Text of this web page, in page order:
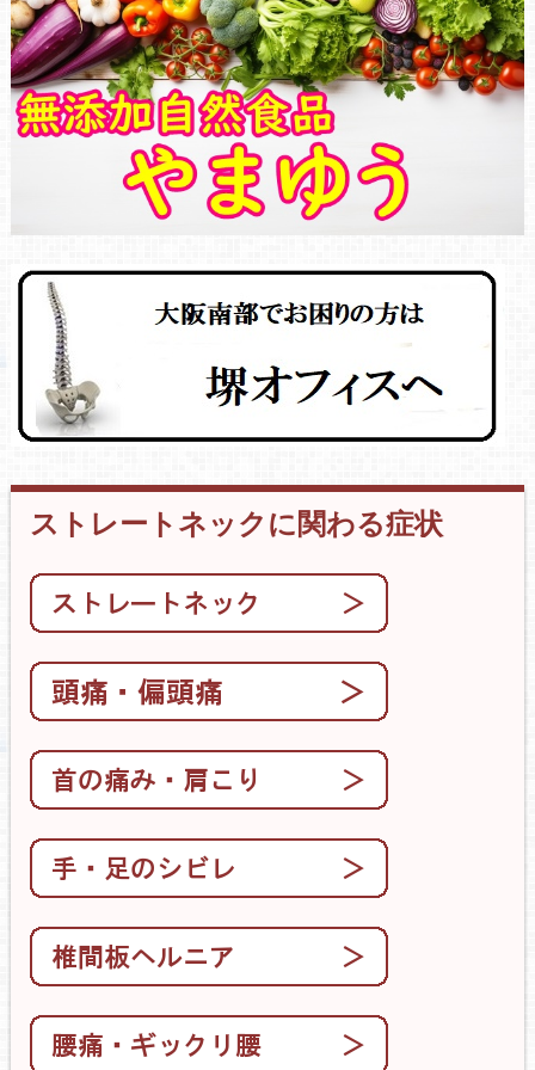
ストレートネックに関わる症状